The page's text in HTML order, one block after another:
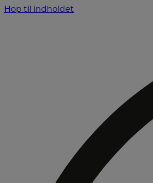
Hop til indholdet